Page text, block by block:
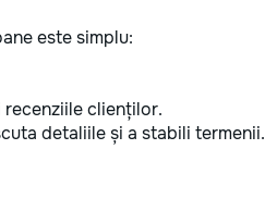
este simplu:
clienților.
detaliile și a stabili termenii.